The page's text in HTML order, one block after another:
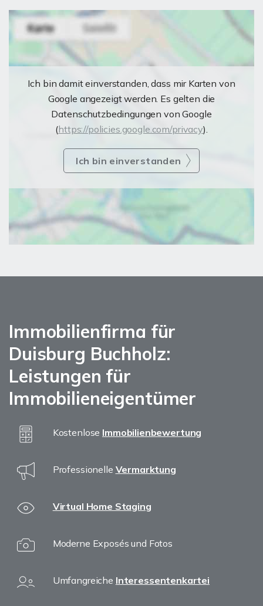
Ich bin damit einverstanden, dass mir Karten von
Google angezeigt werden. Es gelten die
Datenschutzbedingungen von Google
(https://policies.google.com/privacy).
Ich bin einverstanden
Immobilienfirma für
Duisburg Buchholz:
Leistungen für
Immobilieneigentümer
Kostenlose Immobilienbewertung
Professionelle Vermarktung
Virtual Home Staging
Moderne Exposés und Fotos
Umfangreiche Interessentenkartei